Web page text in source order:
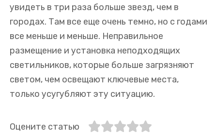
увидеть в три раза больше звезд, чем в
городах. Там все еще очень темно, но с годами
все меньше и меньше. Неправильное
размещение и установка неподходящих
светильников, которые больше загрязняют
светом, чем освещают ключевые места,
только усугубляют эту ситуацию.
Оцените статью